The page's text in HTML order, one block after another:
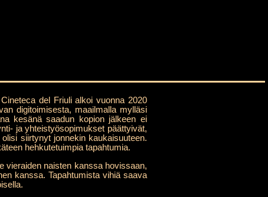
del Friuli alkoi vuonna 2020
digitoimisesta, maailmalla mylläsi
kesänä saadun kopion jälkeen ei
ja yhteistyösopimukset päättyivät,
siirtynyt jonnekin kaukaisuuteen.
hehkutetuimpia tapahtumia.
vieraiden naisten kanssa hovissaan,
kanssa. Tapahtumista vihiä saava